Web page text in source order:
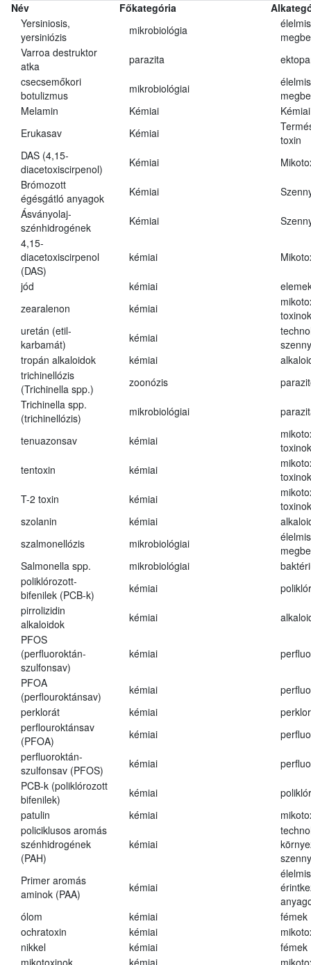
Név Főkategória
Yersiniosis,
yersiniózis
mikrobiológia
Varroa destruktor
atka
parazita
csecsemőkori
botulizmus
mikrobiológiai
Melamin
Kémiai
Kémiai
Erukasav
Kémiai
toxin
DAS (4,15-
diacetoxiscirpenol)
Kémiai
Brómozott
égésgátló anyagok
Kémiai
Ásványolaj-
szénhidrogének
Kémiai
4,15-
diacetoxiscirpenol
(DAS)
kémiai
jód kémiai
zearalenon
kémiai
toxinok
uretán (etil-
karbamát)
kémiai
tropán alkaloidok
kémiai
trichinellózis
(Trichinella spp.)
zoonózis
Trichinella spp.
(trichinellózis)
mikrobiológiai
tenuazonsav kémiai
toxinok
tentoxin
kémiai
toxinok
T-2 toxin
kémiai
toxinok
szolanin
kémiai
szalmonellózis
mikrobiológiai
Salmonella spp.
mikrobiológiai
poliklórozott-
bifenilek (PCB-k)
kémiai
pirrolizidin
alkaloidok
kémiai
PFOS
(perfluoroktán-
szulfonsav)
kémiai
PFOA
(perflouroktánsav)
kémiai
perklorát
kémiai
perflouroktánsav
(PFOA)
kémiai
perfluoroktán-
szulfonsav (PFOS)
kémiai
PCB-k (poliklórozott
bifenilek)
kémiai
patulin
kémiai
policiklusos aromás
szénhidrogének
(PAH)
kémiai
Primer aromás
aminok (PAA)
kémiai
ólom
kémiai
fémek
ochratoxin
kémiai
nikkel
kémiai
fémek